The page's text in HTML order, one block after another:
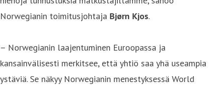
Norwegianin toimitusjohtaja Bjørn Kjos.
– Norwegianin laajentuminen Euroopassa ja
kansainvälisesti merkitsee, että yhtiö saa yhä useampia
ystäviä. Se näkyy Norwegianin menestyksessä World